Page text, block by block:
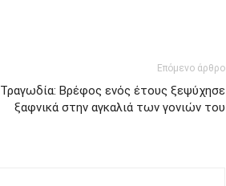
Επόμενο άρθρο
Τραγωδία: Βρέφος ενός έτους ξεψύχησε
ξαφνικά στην αγκαλιά των γονιών του